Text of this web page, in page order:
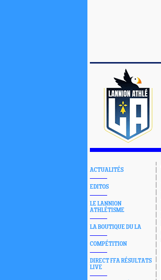
ACTUALITÉS
EDITOS
LE LANNION
ATHLÉTISME
LA BOUTIQUE DU LA
COMPÉTITION
DIRECT FFA RÉSULTATS
LIVE